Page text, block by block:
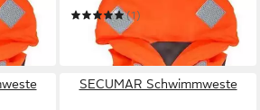
(1)
43,90 €
in 4-5 Werktagen bei dir
SECUMAR Schwimmweste